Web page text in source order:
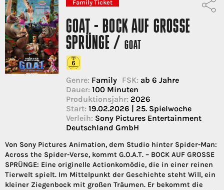
Family Ticket
GOAT - BOCK AUF GROSSE S
PRÜNGE / GOAT
Genre: Family FSK: ab 6 Jahre
Dauer: 100 Minuten
Produktionsjahr: 2026
Start: 19.02.2026 | 25. Spielwoche
Verleih: Sony Pictures Entertainment
Deutschland GmbH
Von Sony Pictures Animation, dem Studio hinter Spider-Man:
Across the Spider-Verse, kommt G.O.A.T. – BOCK AUF GROSSE
SPRÜNGE: Eine originelle Actionkomödie, die in einer reinen
Tierwelt spielt. Im Mittelpunkt der Geschichte steht Will, ein
kleiner Ziegenbock mit großen Träumen. Er bekommt die